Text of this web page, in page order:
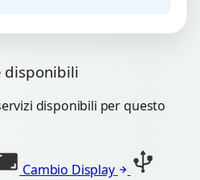
disponibili
disponibili per questo
Cambio Display